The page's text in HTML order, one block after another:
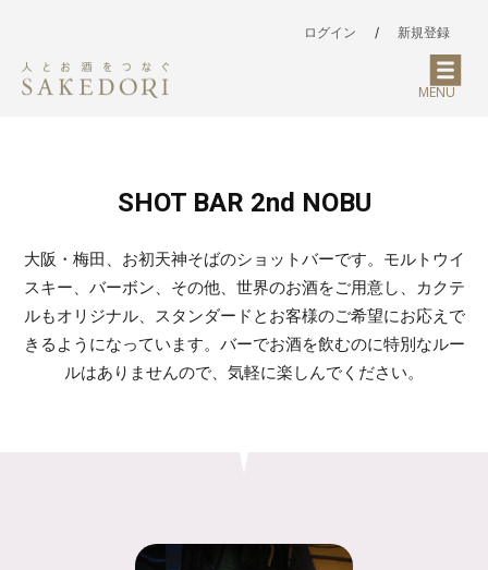
ログイン / 新規登録
MENU
SHOT BAR 2nd NOBU
大阪・梅田、お初天神そばのショットバーです。モルトウイ
スキー、バーボン、その他、世界のお酒をご用意し、カクテ
ルもオリジナル、スタンダードとお客様のご希望にお応えで
きるようになっています。バーでお酒を飲むのに特別なルー
ルはありませんので、気軽に楽しんでください。